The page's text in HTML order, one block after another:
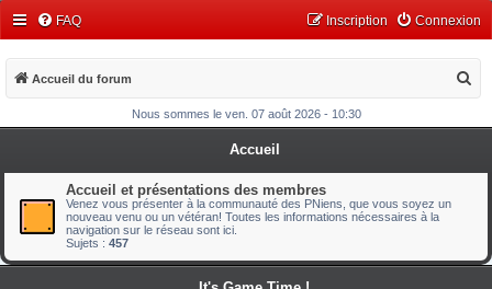
FAQ Connexion
Inscription
Accueil du forum
c
h
Nous sommes le ven. 07 août 2026 - 10:30
Accueil
Accueil et présentations des membres
Venez vous présenter à la communauté des PNiens, que vous soyez un
nouveau venu ou un vétéran! Toutes les informations nécessaires à la
navigation sur le réseau sont ici.
Sujets : 457